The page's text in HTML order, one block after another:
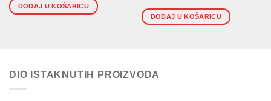
DODAJ U KOŠARICU
DODAJ U KOŠARICU
DIO ISTAKNUTIH PROIZVODA